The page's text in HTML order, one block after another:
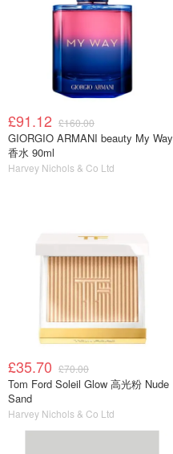
£91.12 £160.00
GIORGIO ARMANI beauty My Way
香水 90ml
Harvey Nichols & Co Ltd
£35.70 £70.00
Tom Ford Soleil Glow 高光粉 Nude
Sand
Harvey Nichols & Co Ltd